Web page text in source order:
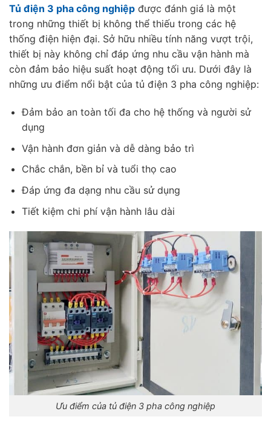
Tủ điện 3 pha công nghiệp được đánh giá là một
trong những thiết bị không thể thiếu trong các hệ
thống điện hiện đại. Sở hữu nhiều tính năng vượt trội,
thiết bị này không chỉ đáp ứng nhu cầu vận hành mà
còn đảm bảo hiệu suất hoạt động tối ưu. Dưới đây là
những ưu điểm nổi bật của tủ điện 3 pha công nghiệp:
Đảm bảo an toàn tối đa cho hệ thống và người sử
dụng
Vận hành đơn giản và dễ dàng bảo trì
Chắc chắn, bền bỉ và tuổi thọ cao
Đáp ứng đa dạng nhu cầu sử dụng
Tiết kiệm chi phí vận hành lâu dài
Ưu điểm của tủ điện 3 pha công nghiệp